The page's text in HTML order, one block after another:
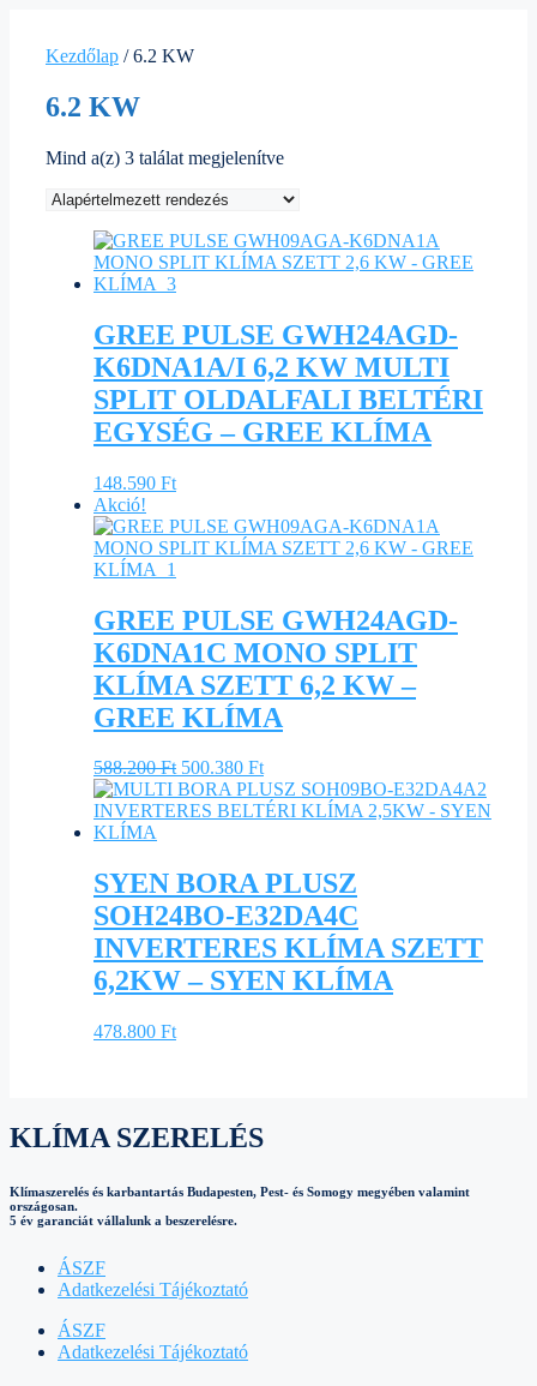
Kezdőlap / 6.2 KW
6.2 KW
Mind a(z) 3 találat megjelenítve
GREE PULSE GWH24AGD-
K6DNA1A/I 6,2 KW MULTI
SPLIT OLDALFALI BELTÉRI
EGYSÉG – GREE KLÍMA
148.590 Ft
Akció!
GREE PULSE GWH24AGD-
K6DNA1C MONO SPLIT
KLÍMA SZETT 6,2 KW –
GREE KLÍMA
588.200Ft Original
price
was:
500.380 FtCurrent
price
is:
SYEN BORA PLUSZ
SOH24BO-E32DA4C
INVERTERES KLÍMA SZETT
6,2KW – SYEN KLÍMA
478.800 Ft
KLÍMA SZERELÉS
Klímaszerelés és karbantartás Budapesten, Pest- és Somogy megyében valamint
országosan.
5 év garanciát vállalunk a beszerelésre.
ÁSZF
Adatkezelési Tájékoztató
ÁSZF
Adatkezelési Tájékoztató